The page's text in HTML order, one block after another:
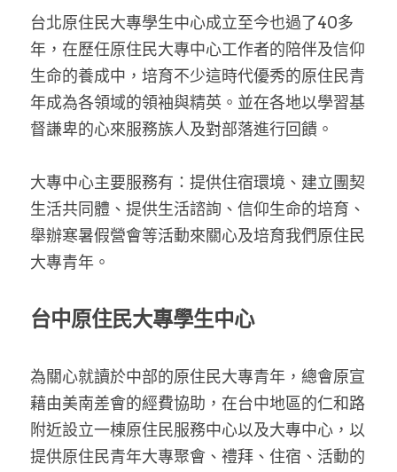
台北原住民大專學生中心成立至今也過了40多
年，在歷任原住民大專中心工作者的陪伴及信仰
生命的養成中，培育不少這時代優秀的原住民青
年成為各領域的領袖與精英。並在各地以學習基
督謙卑的心來服務族人及對部落進行回饋。
大專中心主要服務有：提供住宿環境、建立團契
生活共同體、提供生活諮詢、信仰生命的培育、
舉辦寒暑假營會等活動來關心及培育我們原住民
大專青年。
台中原住民大專學生中心
為關心就讀於中部的原住民大專青年，總會原宣
藉由美南差會的經費協助，在台中地區的仁和路
附近設立一棟原住民服務中心以及大專中心，以
提供原住民青年大專聚會、禮拜、住宿、活動的